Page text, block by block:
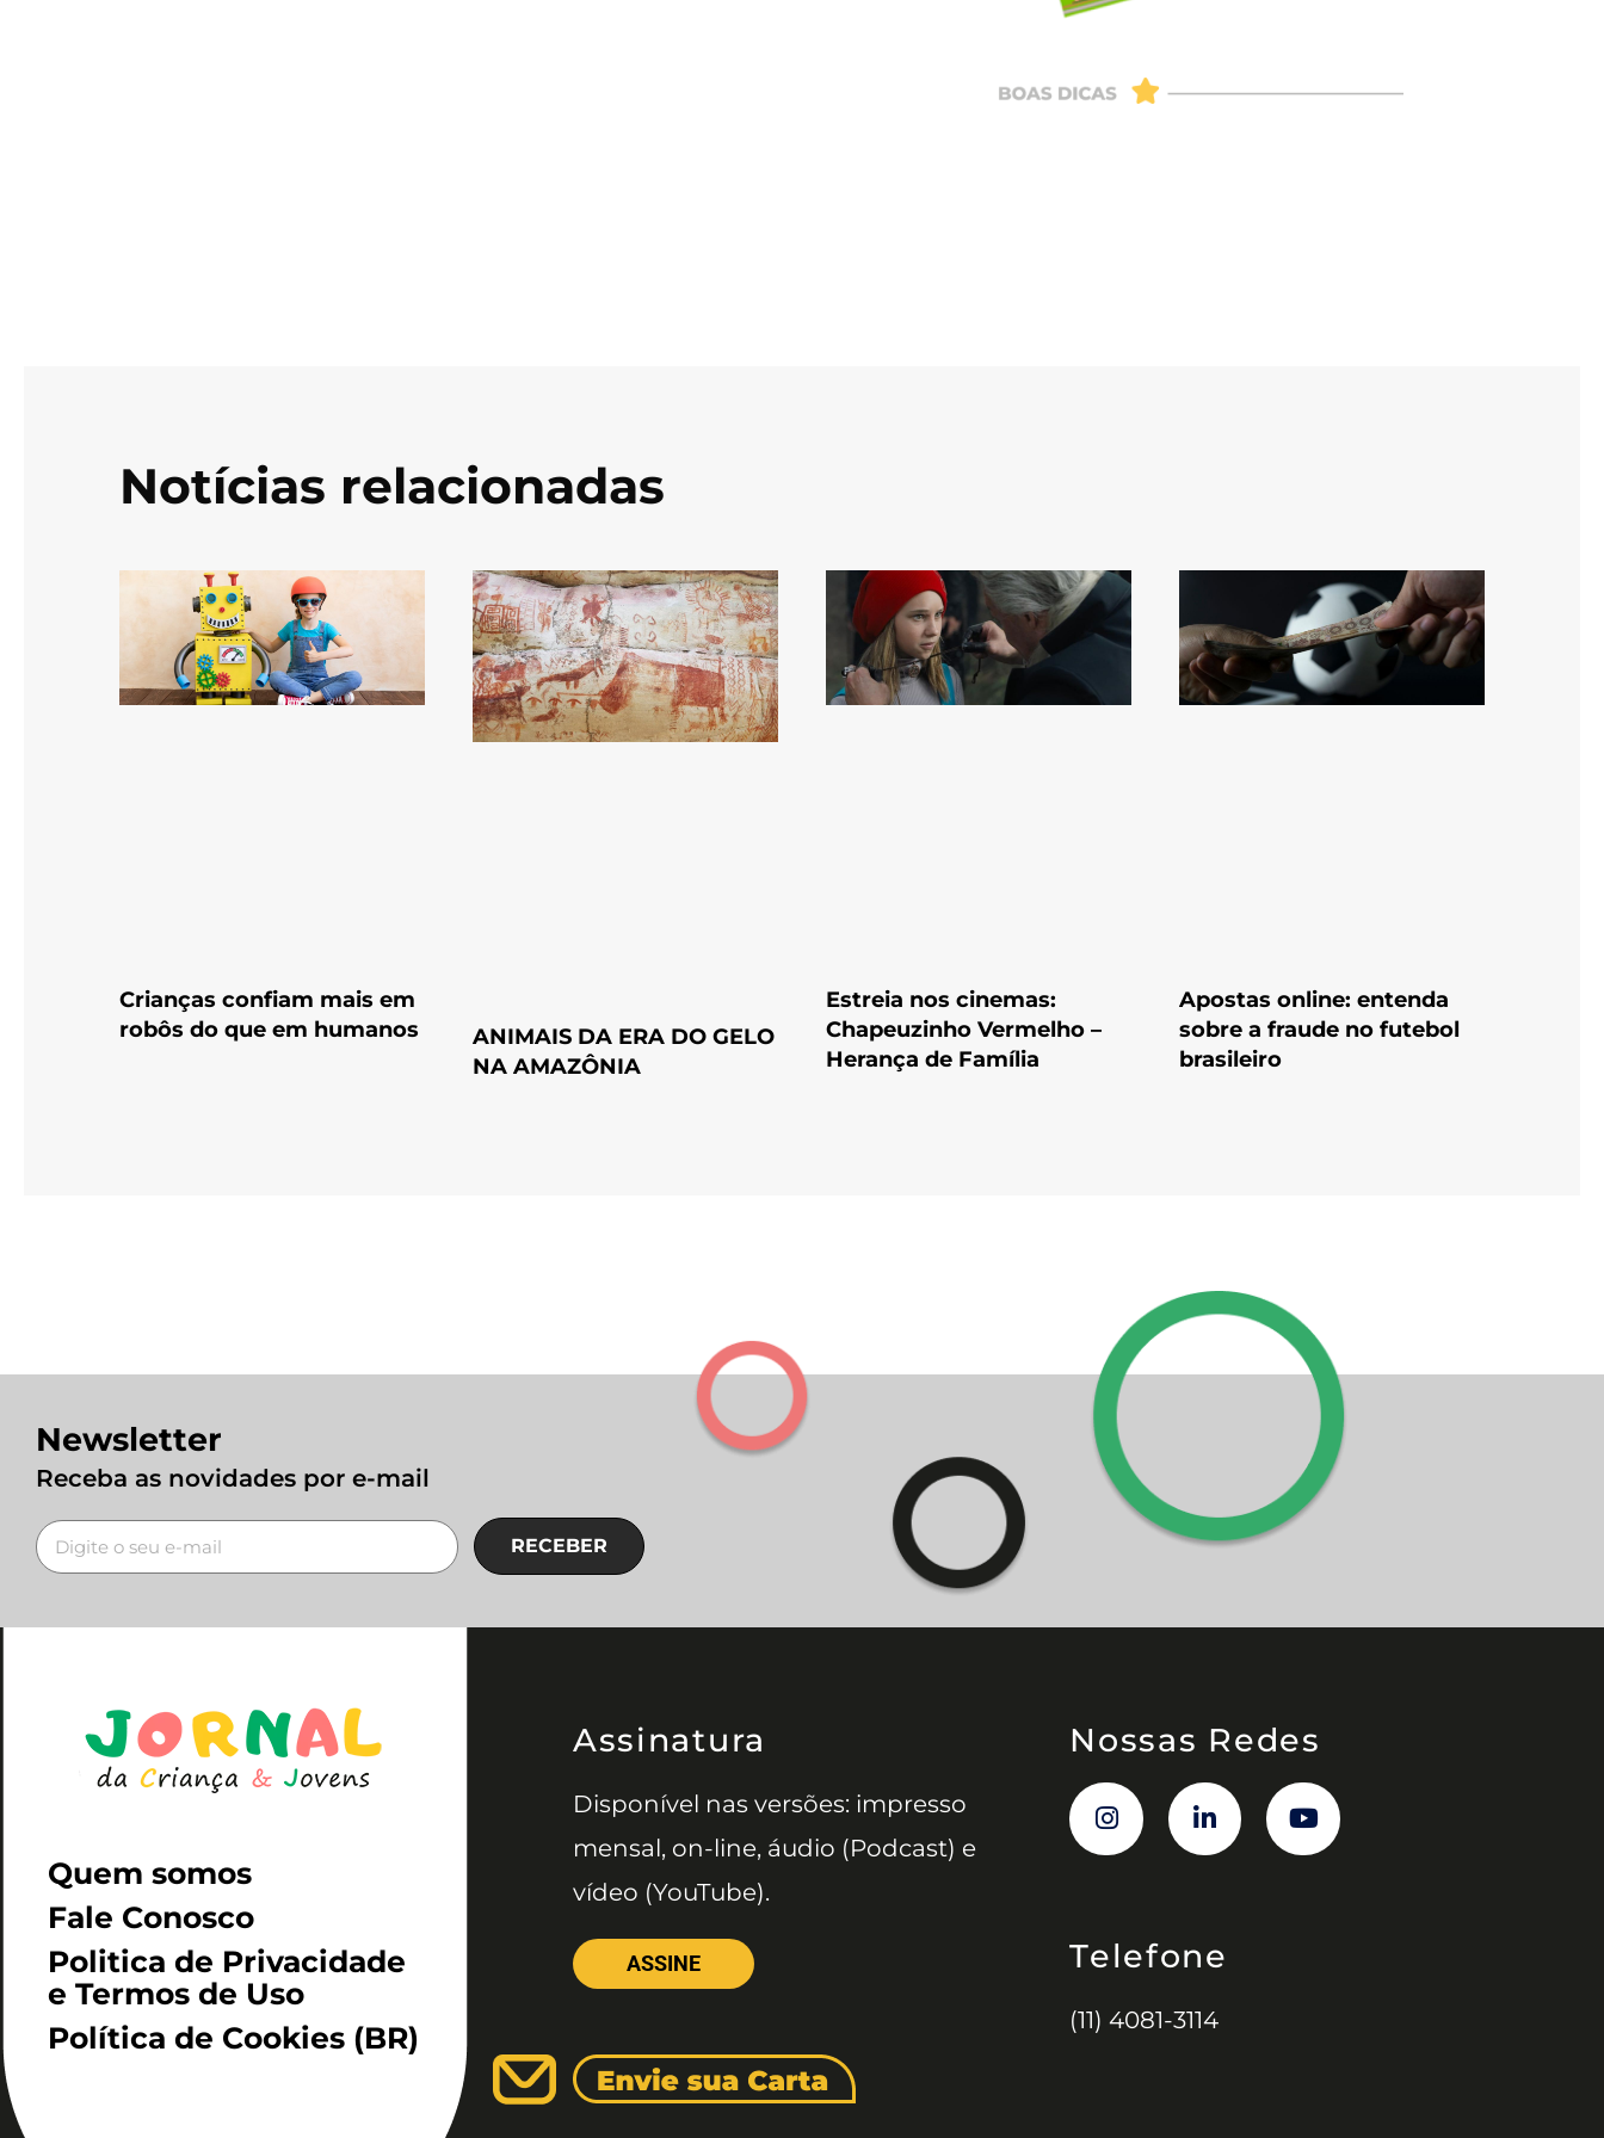
Notícias relacionadas
Crianças confiam mais em
robôs do que em humanos
ANIMAIS DA ERA DO GELO
NA AMAZÔNIA
Estreia nos cinemas:
Chapeuzinho Vermelho –
Herança de Família
Apostas online: entenda
sobre a fraude no futebol
brasileiro
Newsletter
Receba as novidades por e-mail
RECEBER
Quem somos
Fale Conosco
Politica de Privacidade
e Termos de Uso
Política de Cookies (BR)
Assinatura
Disponível nas versões: impresso
mensal, on-line, áudio (Podcast) e
vídeo (YouTube).
ASSINE
Nossas Redes
Telefone
(11) 4081-3114